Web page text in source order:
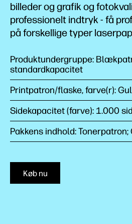
billeder og grafik og
professionelt indtryk - få
på forskellige typer
Produktundergruppe:
standardkapacitet
Printpatron/flaske, farve(r): Gul
Sidekapacitet (farve): 1.000
Pakkens indhold:
Køb nu